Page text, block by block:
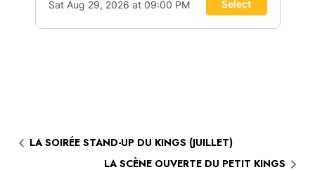
LA SOIRÉE STAND-UP DU KINGS (JUILLET)
LA SCÈNE OUVERTE DU PETIT KINGS